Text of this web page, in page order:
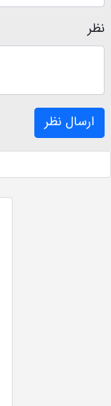
نظر
ارسال نظر